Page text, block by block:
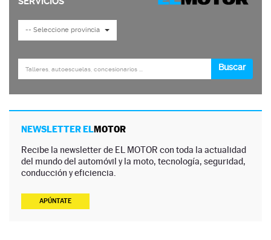
NEWSLETTER ELMOTOR
Recibe la newsletter de EL MOTOR con toda la actualidad
del mundo del automóvil y la moto, tecnología, seguridad,
conducción y eficiencia.
APÚNTATE